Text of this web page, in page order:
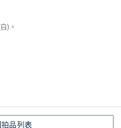
)。
品列表